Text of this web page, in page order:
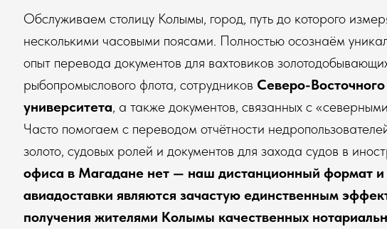
Обслуживаем столицу Колымы, город, путь до которого
несколькими часовыми поясами. Полностью осознаём
опыт перевода документов для вахтовиков
рыбопромыслового флота, сотрудников Северо-
университета, а также документов, связанных с
Часто помогаем с переводом отчётности
золото, судовых ролей и документов для захода судов в
офиса в Магадане нет — наш дистанционный формат и
авиадоставки являются зачастую единственным
получения жителями Колымы качественных